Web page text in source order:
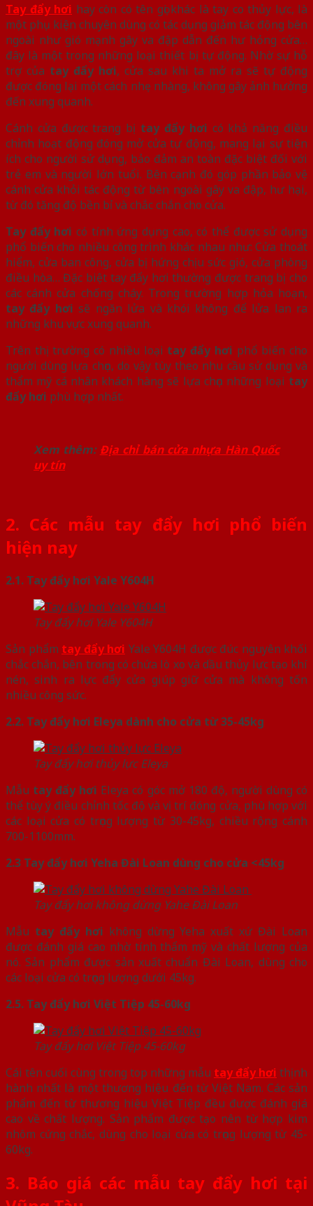
Tay đẩy hơi hay còn có tên gọi khác là tay co thủy lực, là
một phụ kiện chuyên dùng có tác dụng giảm tác động bên
ngoài như gió mạnh gây va đập dẫn đến hư hỏng cửa…
đây là một trong những loại thiết bị tự động. Nhờ sự hỗ
trợ của tay đẩy hơi, cửa sau khi ta mở ra sẽ tự động
được đóng lại một cách nhẹ nhàng, không gây ảnh hưởng
đến xung quanh.
Cánh cửa được trang bị tay đẩy hơi có khả năng điều
chỉnh hoạt động đóng mở cửa tự động, mang lại sự tiện
ích cho người sử dụng, bảo đảm an toàn đặc biệt đối với
trẻ em và người lớn tuổi. Bên cạnh đó góp phần bảo vệ
cánh cửa khỏi tác động từ bên ngoài gây va đập, hư hại,
từ đó tăng độ bền bỉ và chắc chắn cho cửa.
Tay đẩy hơi có tính ứng dụng cao, có thể được sử dụng
phổ biến cho nhiều công trình khác nhau như: Cửa thoát
hiểm, cửa ban công, cửa bị hứng chịu sức gió, cửa phòng
điều hòa… Đặc biệt tay đẩy hơi thường được trang bị cho
các cánh cửa chống cháy. Trong trường hợp hỏa hoạn,
tay đẩy hơi sẽ ngăn lửa và khói không để lửa lan ra
những khu vực xung quanh.
Trên thị trường có nhiều loại tay đẩy hơi phổ biến cho
người dùng lựa chọn, do vậy tùy theo nhu cầu sử dụng và
thẩm mỹ cá nhân khách hàng sẽ lựa chọn những loại tay
đẩy hơi phù hợp nhất.
Xem thêm: Địa chỉ bán cửa nhựa Hàn Quốc
uy tín
2. Các mẫu tay đẩy hơi phổ biến
hiện nay
2.1. Tay đẩy hơi Yale Y604H
Tay đẩy hơi Yale Y604H
Sản phẩm tay đẩy hơi Yale Y604H được đúc nguyên khối
chắc chắn, bên trong có chứa lò xo và dầu thủy lực tạo khí
nén, sinh ra lực đẩy cửa giúp giữ cửa mà không tốn
nhiều công sức.
2.2. Tay đẩy hơi Eleya dành cho cửa từ 35-45kg
Tay đẩy hơi thủy lực Eleya
Mẫu tay đẩy hơi Eleya có góc mở 180 độ, người dùng có
thể tùy ý điều chỉnh tốc độ và vị trí đóng cửa, phù hợp với
các loại cửa có trọng lượng từ 30-45kg, chiều rộng cánh
700-1100mm.
2.3 Tay đẩy hơi Yeha Đài Loan dùng cho cửa <45kg
Tay đẩy hơi không dừng Yahe Đài Loan
Mẫu tay đẩy hơi không dừng Yeha xuất xứ Đài Loan
được đánh giá cao nhờ tính thẩm mỹ và chất lượng của
nó. Sản phẩm được sản xuất chuẩn Đài Loan, dùng cho
các loại cửa có trọng lượng dưới 45kg.
2.5. Tay đẩy hơi Việt Tiệp 45-60kg
Tay đẩy hơi Việt Tiệp 45-60kg
Cái tên cuối cùng trong top những mẫu tay đẩy hơi thịnh
hành nhất là một thương hiệu đến từ Việt Nam. Các sản
phẩm đến từ thương hiệu Việt Tiệp đều được đánh giá
cao về chất lượng. Sản phẩm được tạo nên từ hợp kim
nhôm cứng chắc, dùng cho loại cửa có trọng lượng từ 45-
60kg.
3. Báo giá các mẫu tay đẩy hơi tại